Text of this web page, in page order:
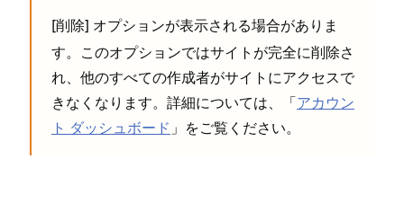
[⁠削除⁠] オプシ⁠ョンが表示される場合がありま
す⁠。このオプシ⁠ョンではサイトが完全に削除さ
れ⁠、他のすべての作成者がサイトにアクセスで
きなくなります⁠。詳細については⁠、「⁠アカウン
ト ダ⁠ッシ⁠ュボ⁠ード ⁠」をご覧ください⁠。